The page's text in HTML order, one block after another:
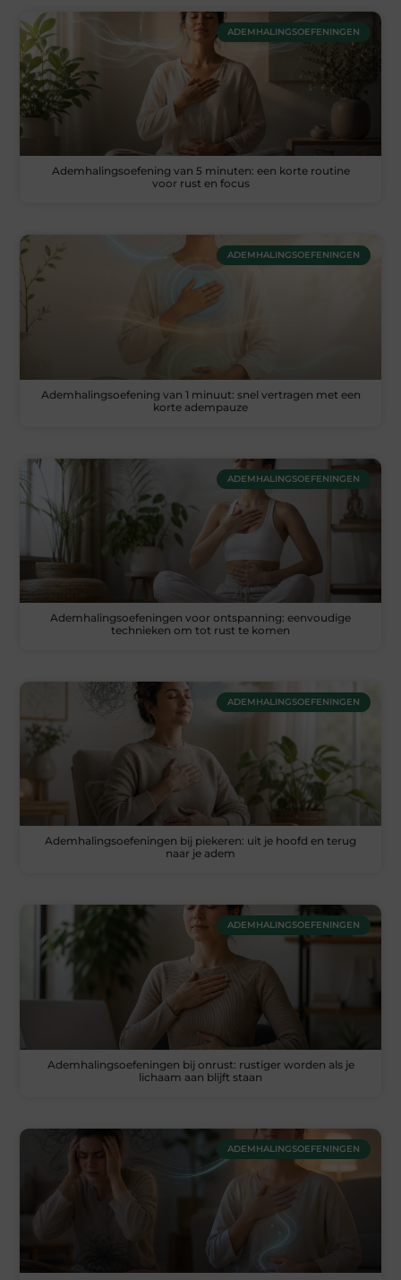
ADEMHALINGSOEFENINGEN
Ademhalingsoefening van 5 minuten: een korte routine
voor rust en focus
ADEMHALINGSOEFENINGEN
Ademhalingsoefening van 1 minuut: snel vertragen met een
korte adempauze
ADEMHALINGSOEFENINGEN
Ademhalingsoefeningen voor ontspanning: eenvoudige
technieken om tot rust te komen
ADEMHALINGSOEFENINGEN
Ademhalingsoefeningen bij piekeren: uit je hoofd en terug
naar je adem
ADEMHALINGSOEFENINGEN
Ademhalingsoefeningen bij onrust: rustiger worden als je
lichaam aan blijft staan
ADEMHALINGSOEFENINGEN